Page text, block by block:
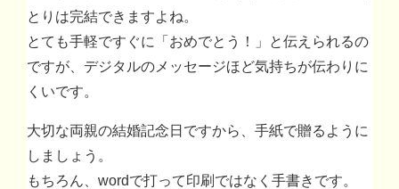
とりは完結できますよね。
とても手軽ですぐに「おめでとう！」と伝えられるの
ですが、デジタルのメッセージほど気持ちが伝わりに
くいです。
大切な両親の結婚記念日ですから、手紙で贈るように
しましょう。
もちろん、wordで打って印刷ではなく手書きです。